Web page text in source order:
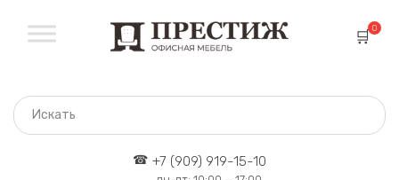
содержанию
0
+7 (909) 919-15-10